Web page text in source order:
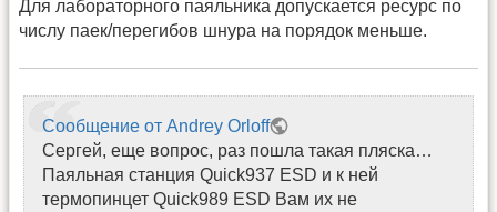
Для лабораторного паяльника допускается ресурс по
числу паек/перегибов шнура на порядок меньше.
Сообщение от Andrey Orloff
Сергей, еще вопрос, раз пошла такая пляска…
Паяльная станция Quick937 ESD и к ней
термопинцет Quick989 ESD Вам их не